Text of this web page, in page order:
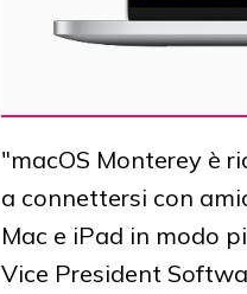
"macOS Monterey è
a connettersi con
Mac e iPad in modo
Vice President